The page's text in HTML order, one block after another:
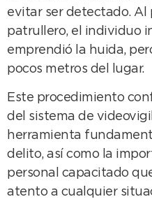
evitar ser detectado. Al
patrullero, el individuo
emprendió la huida,
pocos metros del lugar.
Este procedimiento
del sistema de
herramienta
delito, así como la
personal capacitado
atento a cualquier